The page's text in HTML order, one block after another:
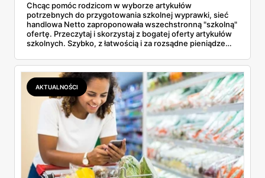
Chcąc pomóc rodzicom w wyborze artykułów
potrzebnych do przygotowania szkolnej wyprawki, sieć
handlowa Netto zaproponowała wszechstronną "szkolną"
ofertę. Przeczytaj i skorzystaj z bogatej oferty artykułów
szkolnych. Szybko, z łatwością i za rozsądne pieniądze
AKTUALNOŚCI